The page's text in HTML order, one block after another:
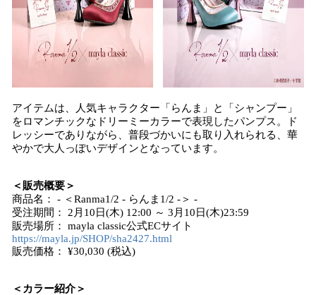
アイテムは、人気キャラクター「らんま」と「シャンプー」
をロマンチックなドリーミーカラーで表現したパンプス。ド
レッシーでありながら、普段づかいにも取り入れられる、華
やかで大人っぽいデザインとなっています。
＜販売概要＞
商品名： - ＜Ranma1/2 - らんま1/2 -＞ -
受注期間： 2月10日(木) 12:00 ～ 3月10日(木)23:59
販売場所： mayla classic公式ECサイト
https://mayla.jp/SHOP/sha2427.html
販売価格： ¥30,030 (税込)
＜カラー紹介＞